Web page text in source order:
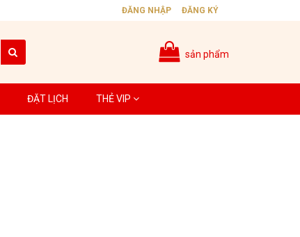
ĐĂNG NHẬP ĐĂNG KÝ
sản phẩm
ĐẶT LỊCH THẺ VIP